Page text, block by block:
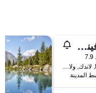
هوتل شروفينستين
Malserstrasse 31, لاندك, ولاية تيرول, النمسا